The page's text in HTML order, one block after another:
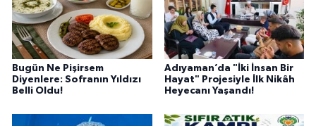
Bugün Ne Pişirsem
Diyenlere: Sofranın Yıldızı
Belli Oldu!
Adıyaman’da "İki İnsan Bir
Hayat" Projesiyle İlk Nikâh
Heyecanı Yaşandı!